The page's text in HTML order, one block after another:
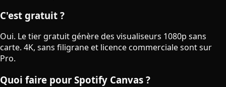
C'est gratuit ?
Oui. Le tier gratuit génère des visualiseurs 1080p sans
carte. 4K, sans filigrane et licence commerciale sont sur
Pro.
Quoi faire pour Spotify Canvas ?